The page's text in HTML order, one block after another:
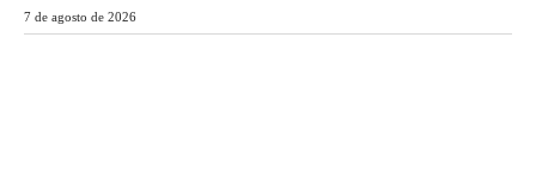
7 de agosto de 2026